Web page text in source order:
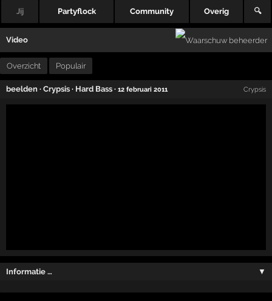
Jij Partyflock Community Overig 🔍
Video
Overzicht Populair
beelden ·Crypsis · Hard Bass ·12 februari 2011 Crypsis
Informatie … ▼